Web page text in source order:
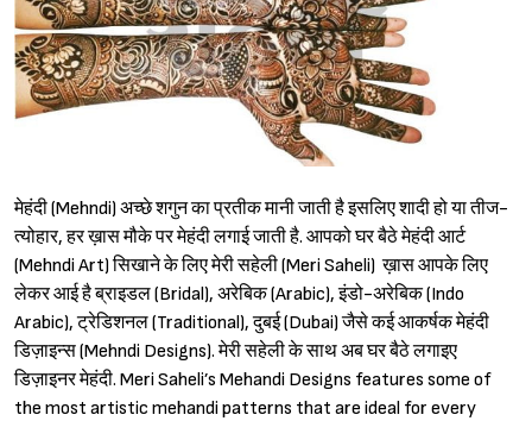
मेहंदी (Mehndi) अच्छे शगुन का प्रतीक मानी जाती है इसलिए शादी हो या तीज-
त्योहार, हर ख़ास मौके पर मेहंदी लगाई जाती है. आपको घर बैठे मेहंदी आर्ट
(Mehndi Art) सिखाने के लिए मेरी सहेली (Meri Saheli) ख़ास आपके लिए
लेकर आई है ब्राइडल (Bridal), अरेबिक (Arabic), इंडो-अरेबिक (Indo
Arabic), ट्रेडिशनल (Traditional), दुबई (Dubai) जैसे कई आकर्षक मेहंदी
डिज़ाइन्स (Mehndi Designs). मेरी सहेली के साथ अब घर बैठे लगाइए
डिज़ाइनर मेहंदी. Meri Saheli’s Mehandi Designs features some of
the most artistic mehandi patterns that are ideal for every